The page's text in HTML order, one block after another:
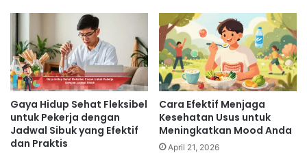
Gaya Hidup Sehat Fleksibel
untuk Pekerja dengan
Jadwal Sibuk yang Efektif
dan Praktis
Cara Efektif Menjaga
Kesehatan Usus untuk
Meningkatkan Mood Anda
April 21, 2026